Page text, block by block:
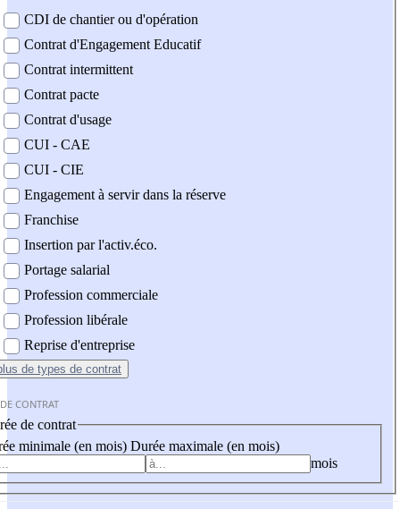
CDI de chantier ou d'opération
Contrat d'Engagement Educatif
Contrat intermittent
Contrat pacte
Contrat d'usage
CUI - CAE
CUI - CIE
Engagement à servir dans la réserve
Franchise
Insertion par l'activ.éco.
Portage salarial
Profession commerciale
Profession libérale
Reprise d'entreprise
de types de contrat
CONTRAT
de contrat
minimale (en mois) Durée maximale (en mois)
mois